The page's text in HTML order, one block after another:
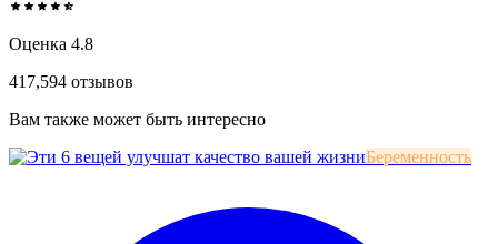
Оценка 4.8
417,594 отзывов
Вам также может быть интересно
Беременность